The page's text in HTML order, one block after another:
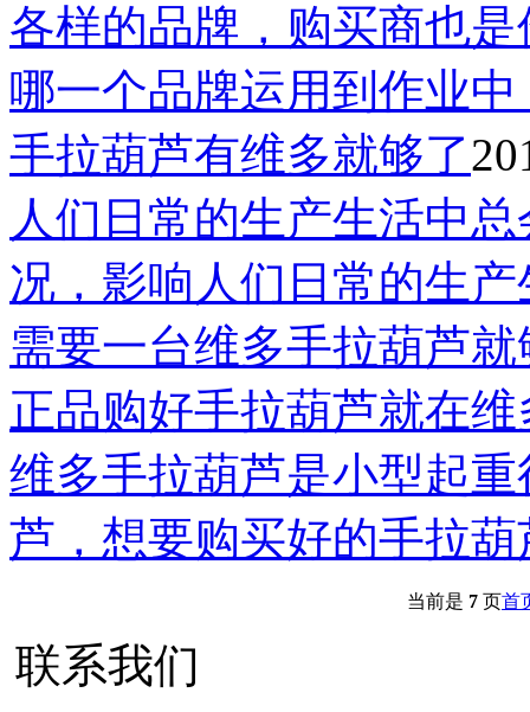
各样的品牌，购买商也
哪一个品牌运用到作业
手拉葫芦有维多就够了
人们日常的生产生活中
况，影响人们日常的生
需要一台维多手拉葫芦就
正品购好手拉葫芦就在维
维多手拉葫芦是小型起
芦，想要购买好的手拉
当前是 7 页首
联系我们